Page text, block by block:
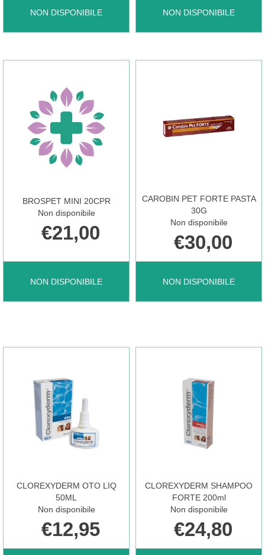
NON DISPONIBILE
BOLO
GATTI
NON DISPONIBILE
BROSPET
BROSPET MINI 20CPR
Non disponibile
€21,00
NON DISPONIBILE
BROSPET
DISPONIBILE
CAROBIN PET FORTE PASTA
30G
Non disponibile
€30,00
NON DISPONIBILE
CAROBIN
30G NON
DISPONIBILE
CLOREXYDERM OTO LIQ
50ML
Non disponibile
€12,95
CLOREXYDERM SHAMPOO
FORTE 200ml
Non disponibile
€24,80